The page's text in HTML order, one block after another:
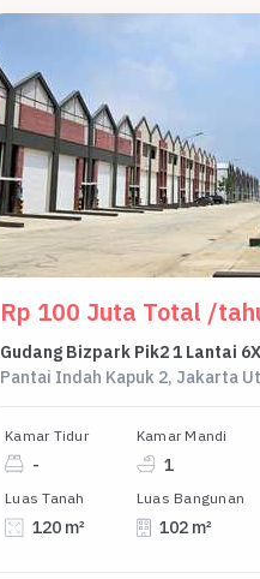
Rp 100 Juta Total /
Pantai Indah Kapuk 2, Jakarta
Kamar Tidur
-
Kamar Mandi
1
Luas Tanah
120 m²
Luas Bangunan
102 m²